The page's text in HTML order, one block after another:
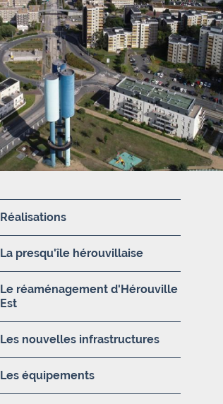
Réalisations
La presqu'île hérouvillaise
Le réaménagement d'Hérouville
Est
Les nouvelles infrastructures
Les équipements